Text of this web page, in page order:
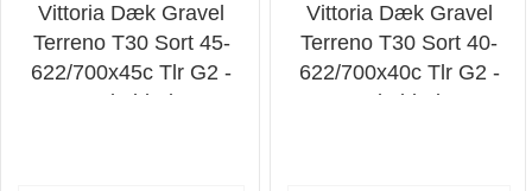
Vittoria Dæk Gravel
Terreno T30 Sort 45-
622/700x45c Tlr G2 -
Cykeldæk
Vittoria Dæk Gravel
Terreno T30 Sort 40-
622/700x40c Tlr G2 -
Cykeldæk